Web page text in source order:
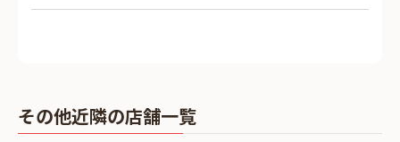
その他近隣の店舗一覧